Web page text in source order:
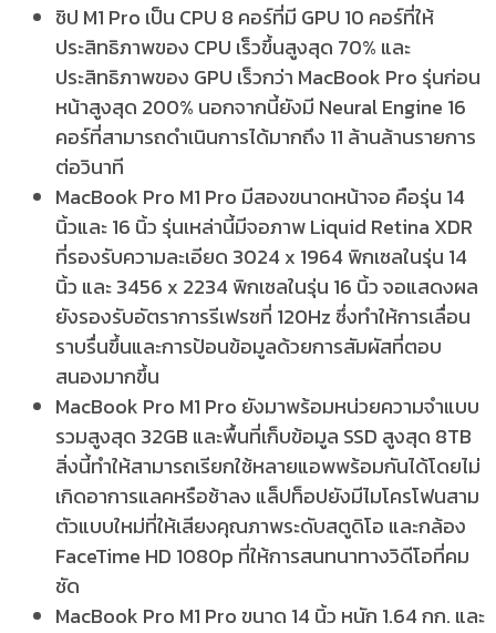
ชิป M1 Pro เป็น CPU 8 คอร์ที่มี GPU 10 คอร์ที่ให้
ประสิทธิภาพของ CPU เร็วขึ้นสูงสุด 70% และ
ประสิทธิภาพของ GPU เร็วกว่า MacBook Pro รุ่นก่อน
หน้าสูงสุด 200% นอกจากนี้ยังมี Neural Engine 16
คอร์ที่สามารถดำเนินการได้มากถึง 11 ล้านล้านรายการ
ต่อวินาที
MacBook Pro M1 Pro มีสองขนาดหน้าจอ คือรุ่น 14
นิ้วและ 16 นิ้ว รุ่นเหล่านี้มีจอภาพ Liquid Retina XDR
ที่รองรับความละเอียด 3024 x 1964 พิกเซลในรุ่น 14
นิ้ว และ 3456 x 2234 พิกเซลในรุ่น 16 นิ้ว จอแสดงผล
ยังรองรับอัตราการรีเฟรชที่ 120Hz ซึ่งทำให้การเลื่อน
ราบรื่นขึ้นและการป้อนข้อมูลด้วยการสัมผัสที่ตอบ
สนองมากขึ้น
MacBook Pro M1 Pro ยังมาพร้อมหน่วยความจำแบบ
รวมสูงสุด 32GB และพื้นที่เก็บข้อมูล SSD สูงสุด 8TB
สิ่งนี้ทำให้สามารถเรียกใช้หลายแอพพร้อมกันได้โดยไม่
เกิดอาการแลคหรือช้าลง แล็ปท็อปยังมีไมโครโฟนสาม
ตัวแบบใหม่ที่ให้เสียงคุณภาพระดับสตูดิโอ และกล้อง
FaceTime HD 1080p ที่ให้การสนทนาทางวิดีโอที่คม
ชัด
MacBook Pro M1 Pro ขนาด 14 นิ้ว หนัก 1.64 กก. และ